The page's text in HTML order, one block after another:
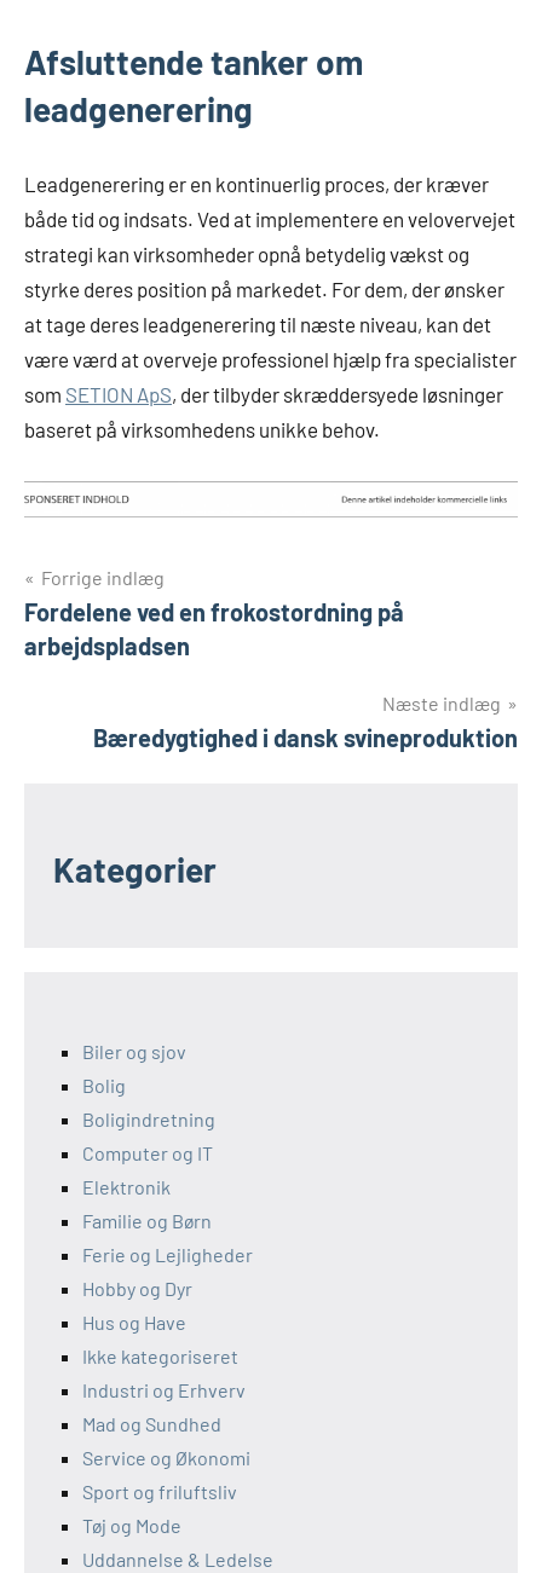
Afsluttende tanker om
leadgenerering
Leadgenerering er en kontinuerlig proces, der kræver
både tid og indsats. Ved at implementere en velovervejet
strategi kan virksomheder opnå betydelig vækst og
styrke deres position på markedet. For dem, der ønsker
at tage deres leadgenerering til næste niveau, kan det
være værd at overveje professionel hjælp fra specialister
som SETION ApS, der tilbyder skræddersyede løsninger
baseret på virksomhedens unikke behov.
Indlægsnavigation
Forrige indlæg
Fordelene ved en frokostordning på
arbejdspladsen
Næste indlæg
Bæredygtighed i dansk svineproduktion
Kategorier
Biler og sjov
Bolig
Boligindretning
Computer og IT
Elektronik
Familie og Børn
Ferie og Lejligheder
Hobby og Dyr
Hus og Have
Ikke kategoriseret
Industri og Erhverv
Mad og Sundhed
Service og Økonomi
Sport og friluftsliv
Tøj og Mode
Uddannelse & Ledelse